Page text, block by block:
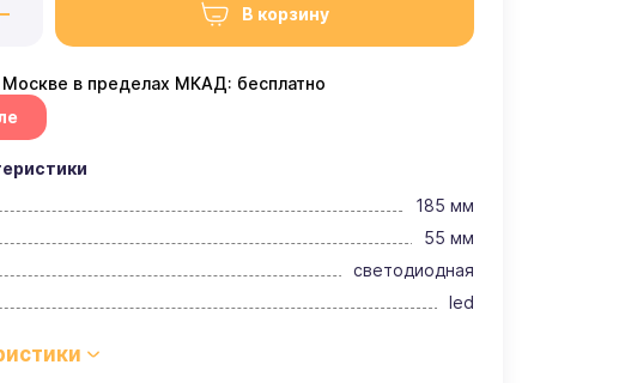
В корзину
Москве в пределах МКАД: бесплатно
185 мм
55 мм
светодиодная
led